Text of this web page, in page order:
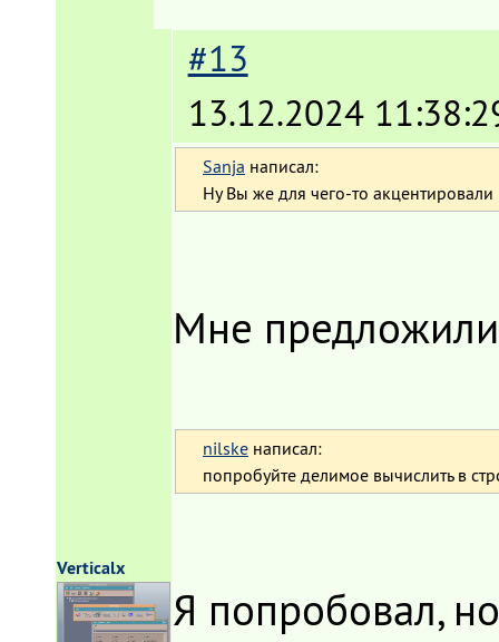
Verticalx
#13
13.12.2024
Sanja написал:
Ну Вы же для чего-то акцентировали
Мне
nilske написал:
попробуйте делимое вычислить в
Я попробовал,